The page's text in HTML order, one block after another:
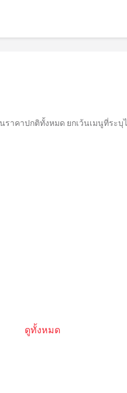
าคาปกติทั้งหมด ยกเว้นเมนูที่ระบุ
ดูทั้งหมด